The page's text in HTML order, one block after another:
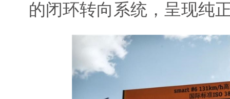
的闭环转向系统，呈现纯